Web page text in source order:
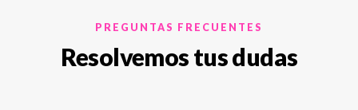
PREGUNTAS FRECUENTES
Resolvemos tus dudas